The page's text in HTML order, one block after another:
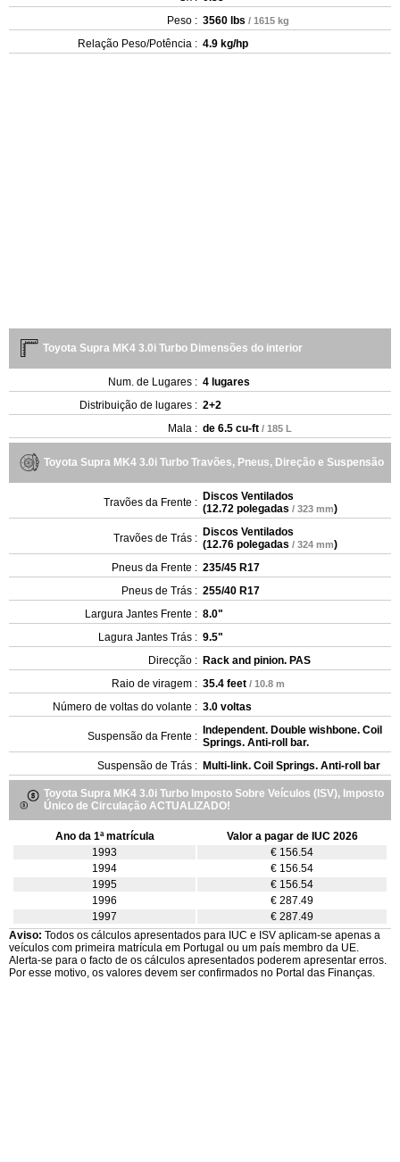
Peso : 3560 lbs / 1615 kg
Relação Peso/Potência : 4.9 kg/hp
Toyota Supra MK4 3.0i Turbo Dimensões do interior
Num. de Lugares : 4 lugares
Distribuição de lugares : 2+2
Mala : de 6.5 cu-ft / 185 L
Toyota Supra MK4 3.0i Turbo Travões, Pneus, Direção e Suspensão
Travões da Frente : Discos Ventilados
(12.72 polegadas / 323 mm)
Travões de Trás : Discos Ventilados
(12.76 polegadas / 324 mm)
Pneus da Frente : 235/45 R17
Pneus de Trás : 255/40 R17
Largura Jantes Frente : 8.0"
Lagura Jantes Trás : 9.5"
Direcção : Rack and pinion. PAS
Raio de viragem : 35.4 feet / 10.8 m
Número de voltas do volante : 3.0 voltas
Suspensão da Frente :
Independent. Double wishbone. Coil
Springs. Anti-roll bar.
Suspensão de Trás : Multi-link. Coil Springs. Anti-roll bar
Toyota Supra MK4 3.0i Turbo Imposto Sobre Veículos (ISV), Imposto
Único de Circulação ACTUALIZADO!
Ano da 1ª matrícula
Valor a pagar de IUC 2026
1993
€ 156.54
1994
€ 156.54
1995
€ 156.54
1996
€ 287.49
1997
€ 287.49
Aviso: Todos os cálculos apresentados para IUC e ISV aplicam-se apenas a
veículos com primeira matrícula em Portugal ou um país membro da UE.
Alerta-se para o facto de os cálculos apresentados poderem apresentar erros.
Por esse motivo, os valores devem ser confirmados no Portal das Finanças.